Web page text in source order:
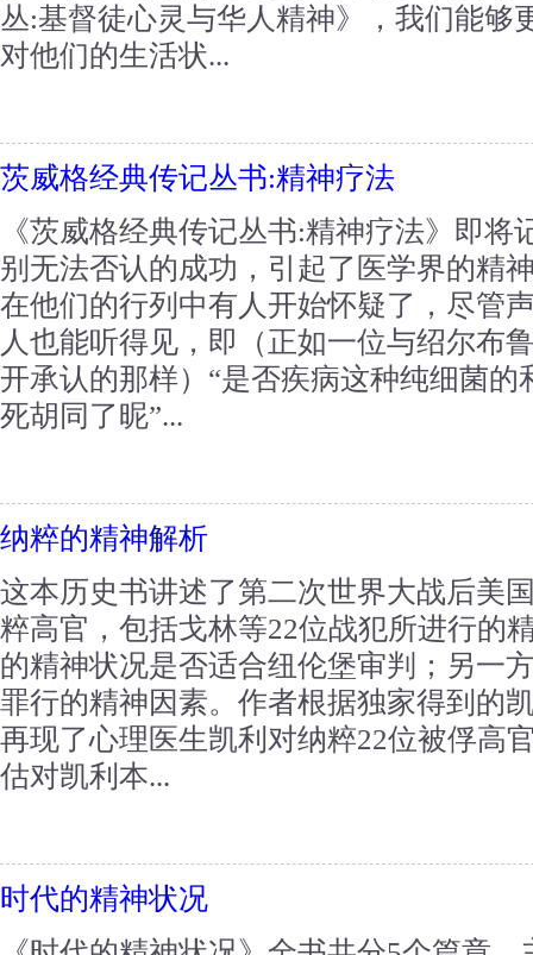
丛:基督徒心灵与华人精神》，我们能够
对他们的生活状...
茨威格经典传记丛书:精神疗法
《茨威格经典传记丛书:精神疗法》即
别无法否认的成功，引起了医学界的精
在他们的行列中有人开始怀疑了，尽管
人也能听得见，即（正如一位与绍尔布
开承认的那样）“是否疾病这种纯细菌
死胡同了昵”...
纳粹的精神解析
这本历史书讲述了第二次世界大战后美
粹高官，包括戈林等22位战犯所进行的
的精神状况是否适合纽伦堡审判；另一
罪行的精神因素。作者根据独家得到的
再现了心理医生凯利对纳粹22位被俘高
估对凯利本...
时代的精神状况